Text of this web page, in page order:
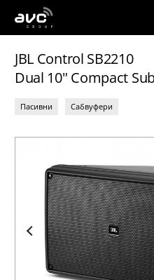
AVC
Group
JBL Control SB2210
Dual 10" Compact
Пасивни Сабвуфери